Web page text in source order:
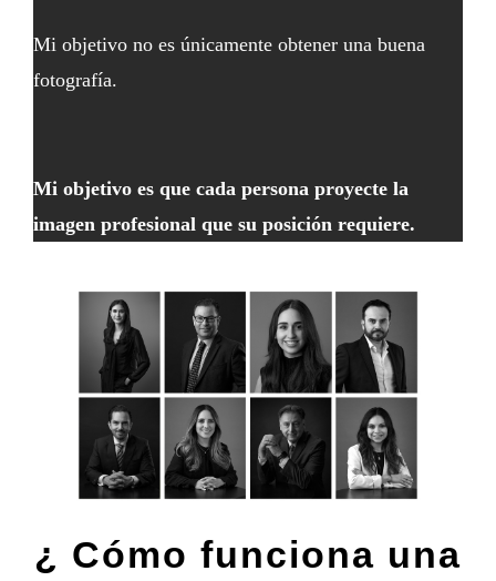
Mi objetivo no es únicamente obtener una buena
fotografía.
Mi objetivo es que cada persona proyecte la
imagen profesional que su posición requiere.
¿ Cómo funciona una